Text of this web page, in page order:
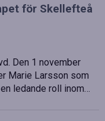
för Skellefteå
Den 1 november
Marie Larsson som
ledande roll inom…